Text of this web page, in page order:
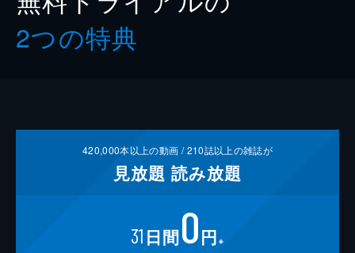
2つの特典
420,000本以上の動画 /210誌以上の雑誌が
見放題 読み放題
31 日間0円 ※